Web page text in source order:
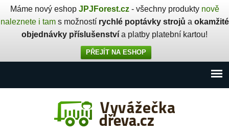
Máme nový eshop JPJForest.cz- všechny produkty nově
naleznete i tams možností rychlé poptávky strojů a okamžité
objednávky příslušenství a platby platební kartou!
PŘEJÍT NA ESHOP